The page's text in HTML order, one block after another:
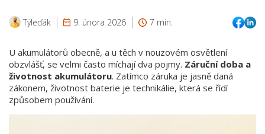
Týleďák 9. února 2026 7 min.
U akumulátorů obecně, a u těch v nouzovém osvětlení
obzvlášť, se velmi často míchají dva pojmy. Záruční doba a
životnost akumulátoru. Zatímco záruka je jasně daná
zákonem, životnost baterie je technikálie, která se řídí
způsobem používání.